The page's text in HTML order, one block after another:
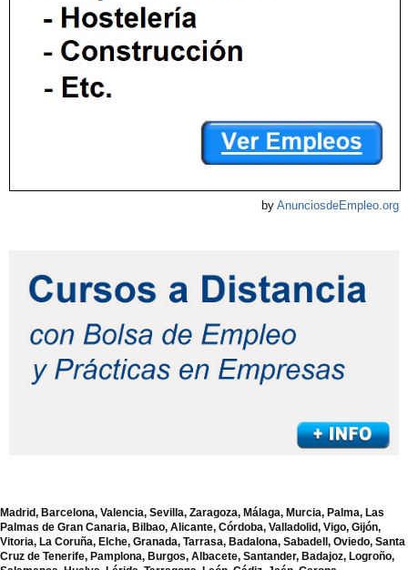
by AnunciosdeEmpleo.org
Madrid, Barcelona, Valencia, Sevilla, Zaragoza, Málaga, Murcia, Palma, Las
Palmas de Gran Canaria, Bilbao, Alicante, Córdoba, Valladolid, Vigo, Gijón,
Vitoria, La Coruña, Elche, Granada, Tarrasa, Badalona, Sabadell, Oviedo, Santa
Cruz de Tenerife, Pamplona, Burgos, Albacete, Santander, Badajoz, Logroño,